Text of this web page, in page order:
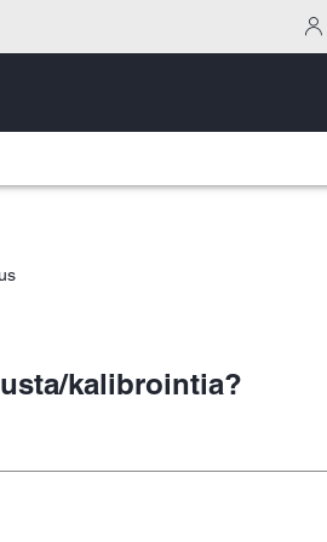
kalibrointia?